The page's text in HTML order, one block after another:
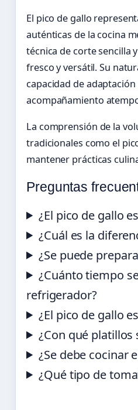
El pico de gallo
auténticas de la cocina
técnica de corte sencilla
fresco y versátil. Su
capacidad de
acompañamiento
La comprensión de la
tradicionales como el
mantener prácticas
Preguntas
¿El pico de gallo
¿Cuál es la
¿Se puede
¿Cuánto tiempo
refrigerador?
¿El pico de gallo
¿Con qué platillos
¿Se debe cocinar
¿Qué tipo de